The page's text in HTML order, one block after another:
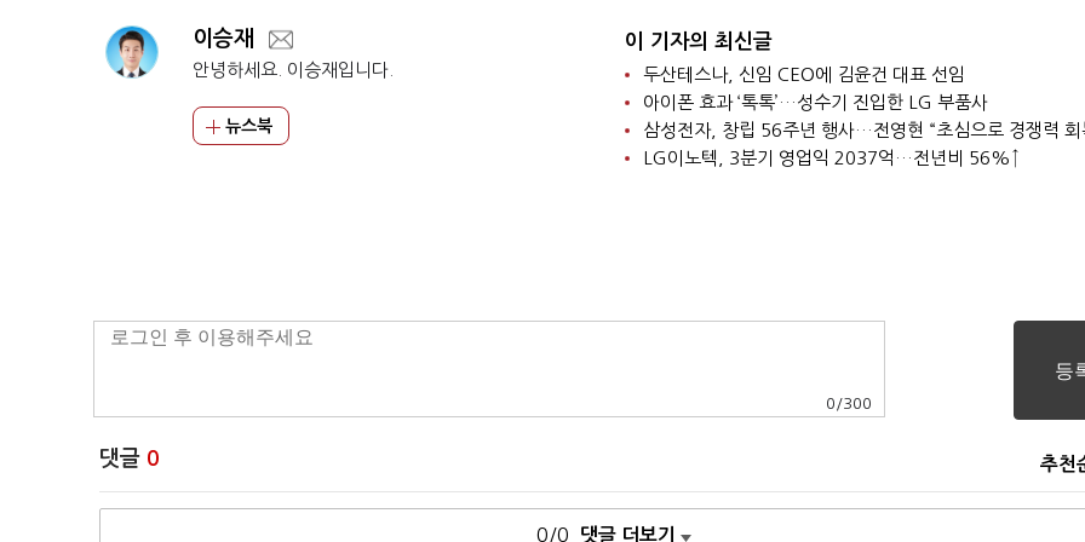
이승재
안녕하세요. 이승재입니다.
뉴스북
이 기자의 최신글
두산테스나, 신임 CEO에 김윤건 대표 선임
아이폰 효과 ‘톡톡’…성수기 진입한 LG 부품사
삼성전자, 창립 56주년 행사…전영현 “초심으로 경쟁력 회
LG이노텍, 3분기 영업익 2037억…전년비 56%↑
0 /300
댓글 0 추천
0/0 댓글 더보기